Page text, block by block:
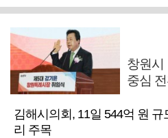
창원
중심
김해시의회, 11일 544억 원
리 주목